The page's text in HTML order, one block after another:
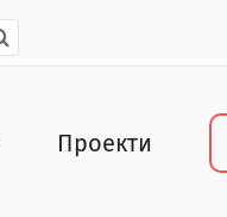
Проекти